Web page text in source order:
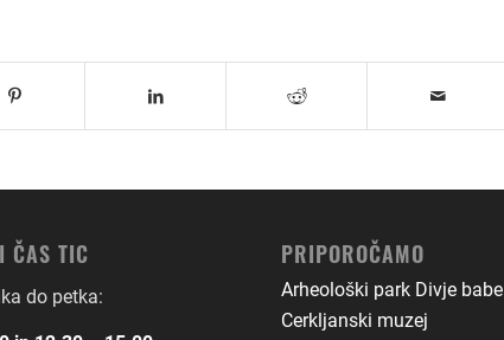
ČAS TIC
do petka:
PRIPOROČAMO
Arheološki park Divje babe
Cerkljanski muzej